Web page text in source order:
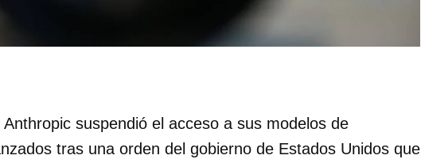
suspendió el acceso a sus modelos de
tras una orden del gobierno de Estados Unidos que